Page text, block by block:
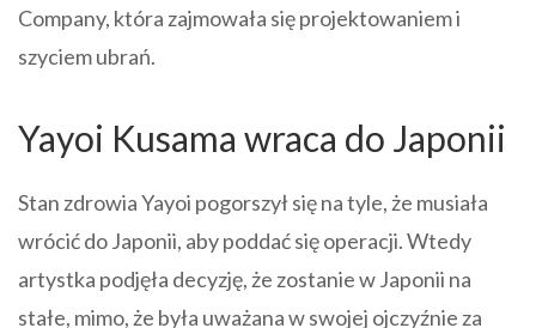
Company, która zajmowała się projektowaniem i
szyciem ubrań.
Yayoi Kusama wraca do Japonii
Stan zdrowia Yayoi pogorszył się na tyle, że musiała
wrócić do Japonii, aby poddać się operacji. Wtedy
artystka podjęła decyzję, że zostanie w Japonii na
stałe, mimo, że była uważana w swojej ojczyźnie za